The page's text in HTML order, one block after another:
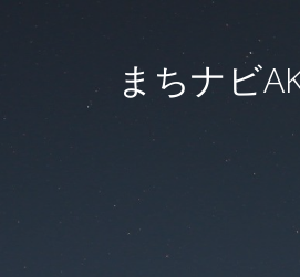
まちナビ